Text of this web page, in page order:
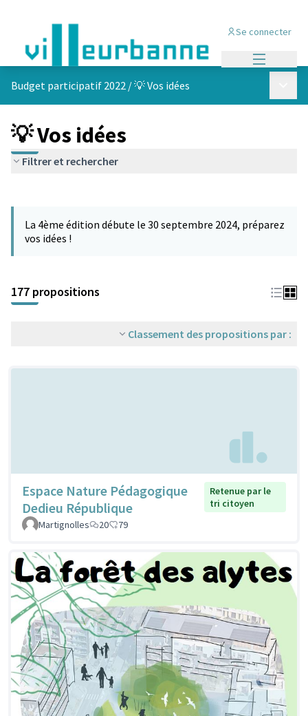
Se connecter
Budget participatif 2022 /💡 Vos idées
💡 Vos idées
Filtrer et rechercher
−
La 4ème édition débute le 30 septembre 2024, préparez
vos idées !
177 propositions
Classement des propositions par :
Espace Nature Pédagogique
Dedieu République
Retenue par le
tri citoyen
Martignolles
20 79